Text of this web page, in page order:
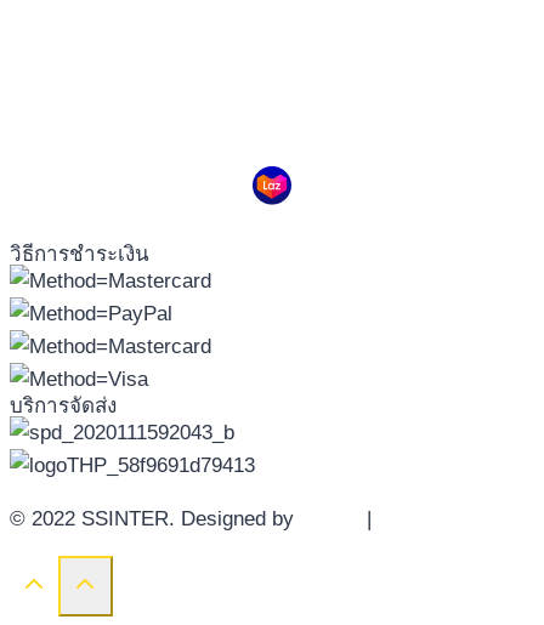
วิธีการชำระเงิน
บริการจัดส่ง
© 2022 SSINTER. Designed by